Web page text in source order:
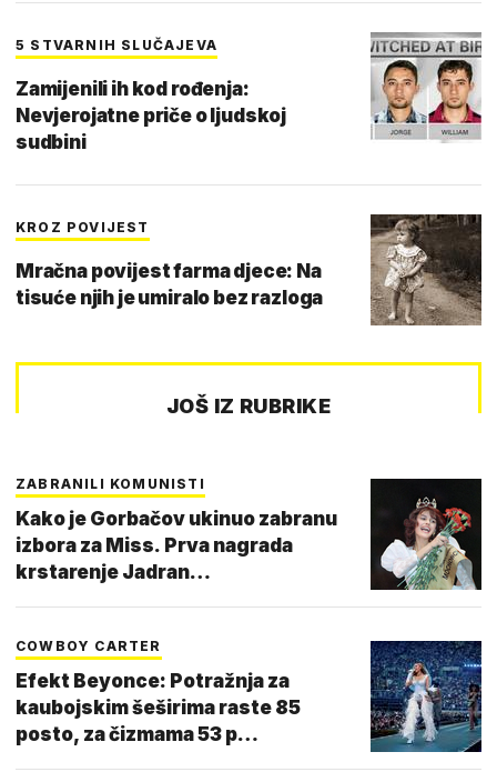
5 STVARNIH SLUČAJEVA
Zamijenili ih kod rođenja:
Nevjerojatne priče o ljudskoj
sudbini
KROZ POVIJEST
Mračna povijest farma djece: Na
tisuće njih je umiralo bez razloga
JOŠ IZ RUBRIKE
ZABRANILI KOMUNISTI
Kako je Gorbačov ukinuo zabranu
izbora za Miss. Prva nagrada
krstarenje Jadran…
COWBOY CARTER
Efekt Beyonce: Potražnja za
kaubojskim šeširima raste 85
posto, za čizmama 53 p…